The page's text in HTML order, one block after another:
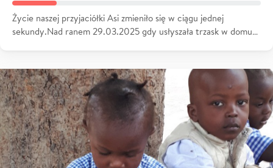
Życie naszej przyjaciółki Asi zmieniło się w ciągu jednej
sekundy.Nad ranem 29.03.2025 gdy usłyszała trzask w domu…